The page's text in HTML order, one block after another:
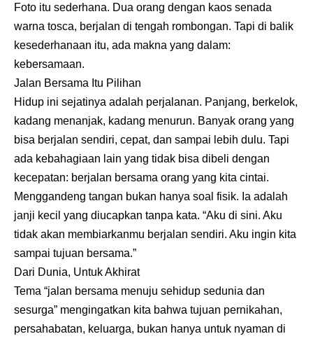
Foto itu sederhana. Dua orang dengan kaos senada
warna tosca, berjalan di tengah rombongan. Tapi di balik
kesederhanaan itu, ada makna yang dalam:
kebersamaan.
Jalan Bersama Itu Pilihan
Hidup ini sejatinya adalah perjalanan. Panjang, berkelok,
kadang menanjak, kadang menurun. Banyak orang yang
bisa berjalan sendiri, cepat, dan sampai lebih dulu. Tapi
ada kebahagiaan lain yang tidak bisa dibeli dengan
kecepatan: berjalan bersama orang yang kita cintai.
Menggandeng tangan bukan hanya soal fisik. Ia adalah
janji kecil yang diucapkan tanpa kata. “Aku di sini. Aku
tidak akan membiarkanmu berjalan sendiri. Aku ingin kita
sampai tujuan bersama.”
Dari Dunia, Untuk Akhirat
Tema “jalan bersama menuju sehidup sedunia dan
sesurga” mengingatkan kita bahwa tujuan pernikahan,
persahabatan, keluarga, bukan hanya untuk nyaman di